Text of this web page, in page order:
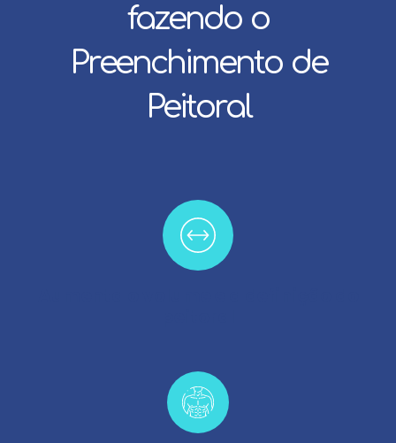
fazendo o
Preenchimento de
Peitoral